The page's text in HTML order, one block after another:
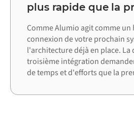
plus rapide que la
Comme Alumio agit comme un
connexion de votre prochain
l'architecture déjà en place. La
troisième intégration
de temps et d'efforts que la